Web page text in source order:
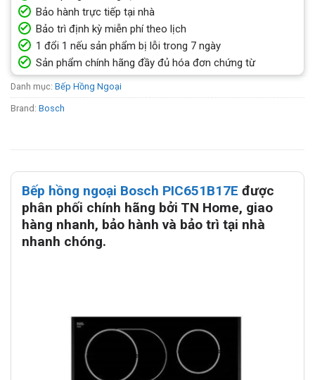
Bảo hành trực tiếp tại nhà
Bảo trì định kỳ miễn phí theo lịch
1 đổi 1 nếu sản phẩm bị lỗi trong 7 ngày
Sản phẩm chính hãng đầy đủ hóa đơn chứng từ
Danh mục: Bếp Hồng Ngoại
Brand: Bosch
Bếp hồng ngoại Bosch PIC651B17E được
phân phối chính hãng bởi TN Home, giao
hàng nhanh, bảo hành và bảo trì tại nhà
nhanh chóng.